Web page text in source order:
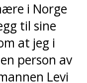
i Norge
til sine
at jeg i
person av
Levi